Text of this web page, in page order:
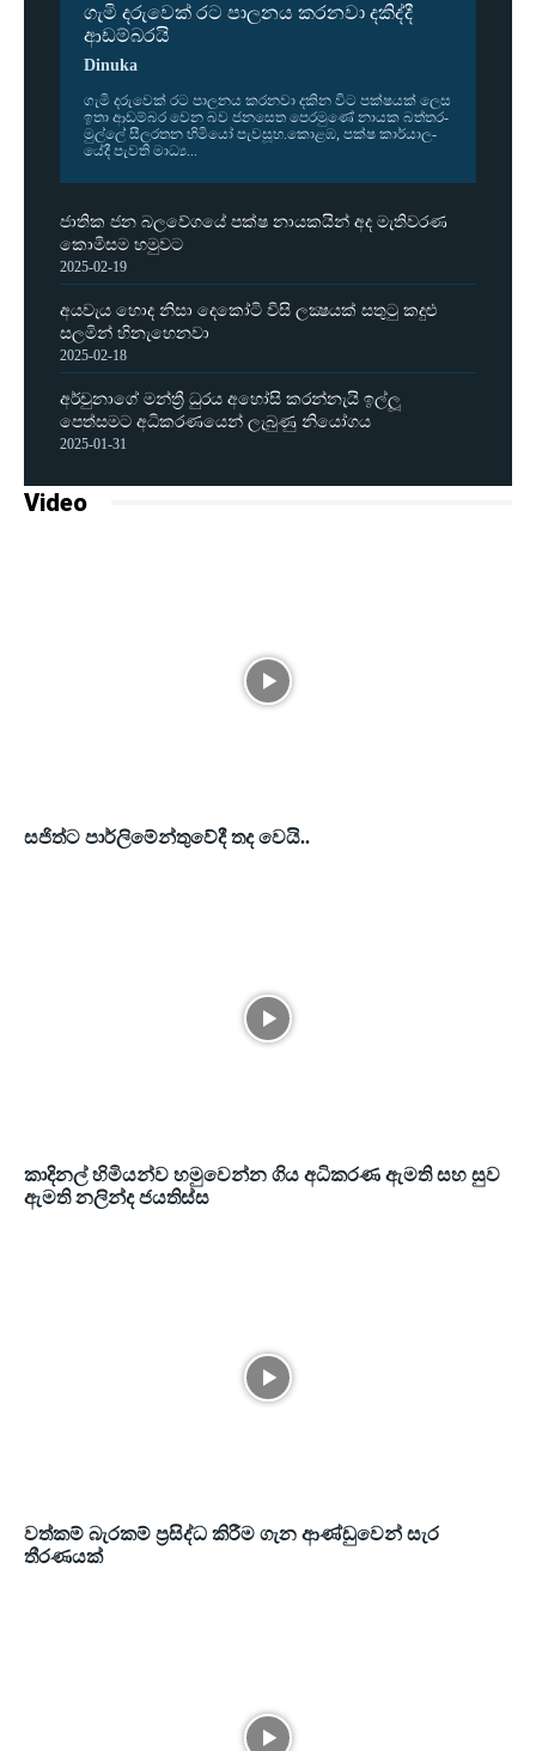
ගැමි දරුවෙක් රට පාලනය කරනවා දකිද්දී
ආඩම්බරයි
Dinuka
ගැමි දරු­වෙක් රට පාල­නය කර­නවා දකින විට පක්ෂ­යක් ලෙස
ඉතා ආඩ­ම්බර වෙන බව ජන­සෙත පෙර­මුණේ නායක බත්ත­ර­
මුල්ලේ සීල­ර­තන හිමියෝ පැව­සූහ.කොළඹ, පක්ෂ කාර්යා­ල­
යේදී පැවති මාධ්‍ය...
ජාතික ජන බලවේගයේ පක්ෂ නායකයින් අද මැතිවරණ
කොමිසම හමුවට
2025-02-19
අයවැය හොද නිසා දෙකෝටි විසි ලක්‍ෂයක් සතුටු කදුළු
සලමින් හිනැහෙනවා
2025-02-18
අර්චුනාගේ මන්ත්‍රී ධුරය අහෝසි කරන්නැයි ඉල්ලූ
පෙත්සමට අධිකරණයෙන් ලැබුණු නියෝගය
2025-01-31
Video
සජිත්ට පාර්ලිමේන්තුවේදී තද වෙයි..
කාදිනල් හිමියන්ව හමුවෙන්න ගිය අධිකරණ ඇමති සහ සුව
ඇමති නලින්ද ජයතිස්ස
වත්කම් බැරකම් ප්‍රසිද්ධ කිරීම ගැන ආණ්ඩුවෙන් සැර
තීරණයක්